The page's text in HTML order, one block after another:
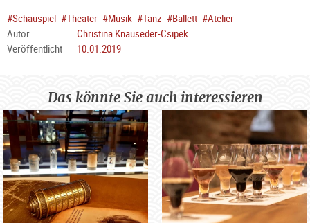
#Schauspiel #Theater #Musik #Tanz #Ballett #Atelier
Autor
Christina Knauseder-Csipek
Veröffentlicht
10.01.2019
Das könnte Sie auch interessieren